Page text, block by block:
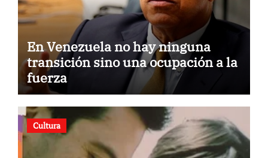
En Venezuela no hay ninguna
transición sino una ocupación a la
fuerza
Cultura